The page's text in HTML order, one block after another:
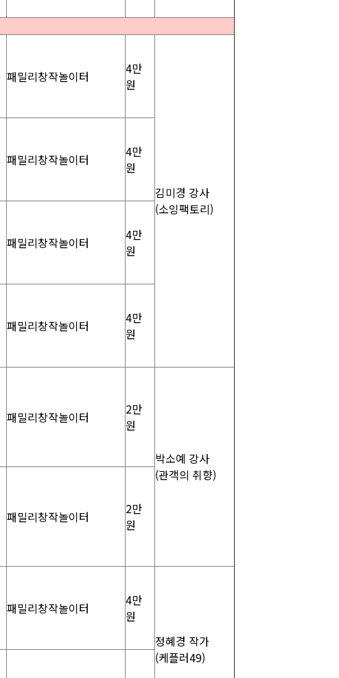
패밀리창작놀이터
4만
원
김미경 강사
(소잉팩토리)
패밀리창작놀이터
4만
원
패밀리창작놀이터
4만
원
패밀리창작놀이터
4만
원
패밀리창작놀이터
2만
원
박소예 강사
(관객의 취향)
패밀리창작놀이터
2만
원
패밀리창작놀이터
4만
원
정혜경 작가
(케플러49)